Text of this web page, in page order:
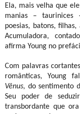
Ela, mais velha que
manias – taurinices
poesias, batons,
Acumuladora,
afirma Young no
Com palavras
românticas, Young
Vênus, do sentimento
Seu poder de
transbordante que